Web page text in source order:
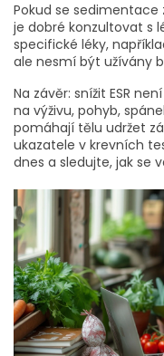
Pokud se sedimentace
je dobré konzultovat s
specifické léky,
ale nesmí být užívány
Na závěr: snížit ESR
na výživu, pohyb,
pomáhají tělu udržet
ukazatele v krevních
dnes a sledujte, jak se